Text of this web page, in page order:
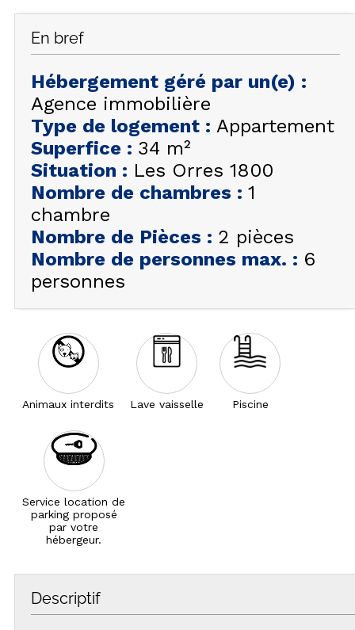
FAQ
INSPIREZ-VOUS !
ÉTÉ
HIVER
FR EN
+33 (0)4 92 44 19 17
En bref
Hébergement géré par un(e) :
Agence immobilière
Type de logement : Appartement
Superfice : 34 m²
Situation : Les Orres 1800
Nombre de chambres : 1
chambre
Nombre de Pièces : 2 pièces
Nombre de personnes max. : 6
personnes
Animaux interdits Lave vaisselle Piscine
Service location de
parking proposé
par votre
hébergeur.
Descriptif